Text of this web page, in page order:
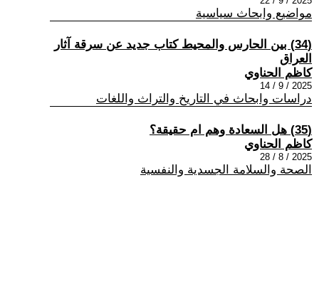
مواضيع وابحاث سياسية
(34) بين الحارس والمحيط كتاب جديد عن سرقة آثار
العراق
كاظم الحناوي
2025 / 9 / 14
دراسات وابحاث في التاريخ والتراث واللغات
(35) هل السعادة وهم ام حقيقة؟
كاظم الحناوي
2025 / 8 / 28
الصحة والسلامة الجسدية والنفسية